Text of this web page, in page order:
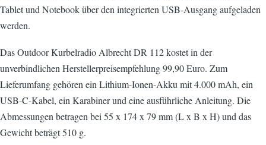
Tablet und Notebook über den integrierten USB-Ausgang aufgeladen
werden.
Das Outdoor Kurbelradio Albrecht DR 112 kostet in der
unverbindlichen Herstellerpreisempfehlung 99,90 Euro. Zum
Lieferumfang gehören ein Lithium-Ionen-Akku mit 4.000 mAh, ein
USB-C-Kabel, ein Karabiner und eine ausführliche Anleitung. Die
Abmessungen betragen bei 55 x 174 x 79 mm (L x B x H) und das
Gewicht beträgt 510 g.